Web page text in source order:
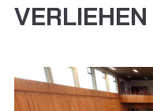
VERLIEHEN